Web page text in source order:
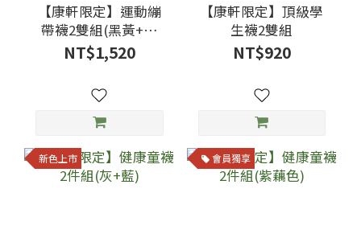
【康軒限定】運動繃
帶襪2雙組(黑黃+黑
藍)
NT$1,520
【康軒限定】頂級學
生襪2雙組
NT$920
新色上市 會員獨享